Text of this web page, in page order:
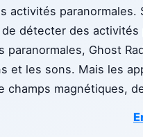
activités paranormales.
détecter des activités
Ghost
et les sons. Mais les
champs magnétiques,